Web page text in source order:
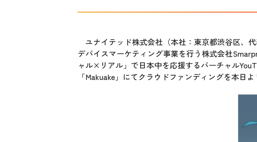
ユナイテッド株式会社（本社：東京都渋谷区、
デバイスマーケティング事業を行う株式会社
ャル×リアル」で日本中を応援するバーチャル
「Makuake」にてクラウドファンディングを本日